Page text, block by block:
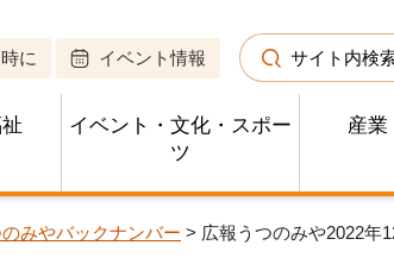
に イベント情報 サイト内検
イベント・文化・スポー
ツ
産業
みやバックナンバー > 広報うつのみや2022年